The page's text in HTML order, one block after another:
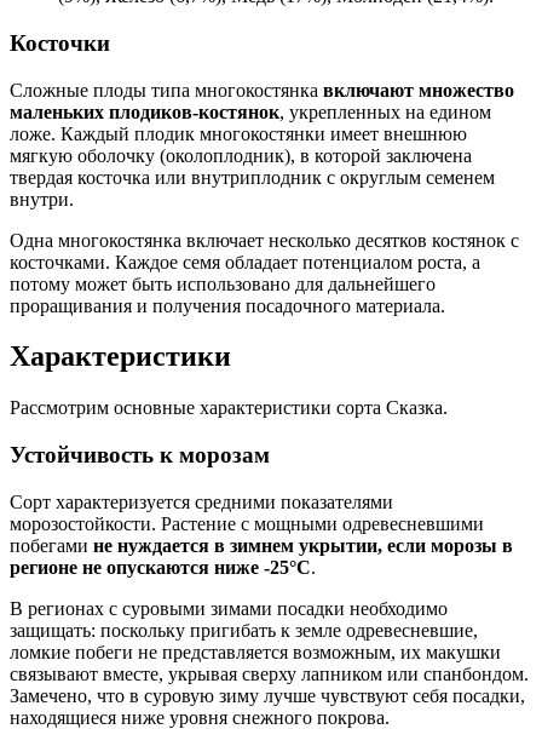
Косточки
Сложные плоды типа многокостянка включают множество
маленьких плодиков-костянок, укрепленных на едином
ложе. Каждый плодик многокостянки имеет внешнюю
мягкую оболочку (околоплодник), в которой заключена
твердая косточка или внутриплодник с округлым семенем
внутри.
Одна многокостянка включает несколько десятков костянок с
косточками. Каждое семя обладает потенциалом роста, а
потому может быть использовано для дальнейшего
проращивания и получения посадочного материала.
Характеристики
Рассмотрим основные характеристики сорта Сказка.
Устойчивость к морозам
Сорт характеризуется средними показателями
морозостойкости. Растение с мощными одревесневшими
побегами не нуждается в зимнем укрытии, если морозы в
регионе не опускаются ниже -25°С.
В регионах с суровыми зимами посадки необходимо
защищать: поскольку пригибать к земле одревесневшие,
ломкие побеги не представляется возможным, их макушки
связывают вместе, укрывая сверху лапником или спанбондом.
Замечено, что в суровую зиму лучше чувствуют себя посадки,
находящиеся ниже уровня снежного покрова.